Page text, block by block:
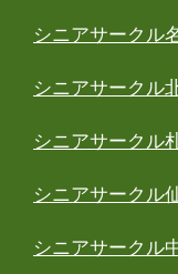
シニアサークル
シニアサークル
シニアサークル
シニアサークル
シニアサークル